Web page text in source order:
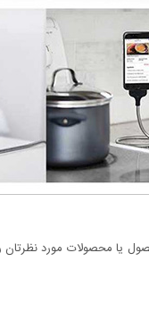
یا محصولات مورد نظرتان